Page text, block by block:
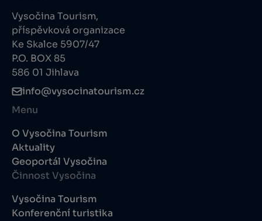
Vysočina Tourism,
příspěvková organizace
Ke Skalce 5907/47
P.O. BOX 85
586 01 Jihlava
info@vysocinatourism.cz
Menu
O Vysočina Tourism
Aktuality
Geoportál Vysočina
Činnost Vysočina
Vysočina Tourism
Konferenční turistika